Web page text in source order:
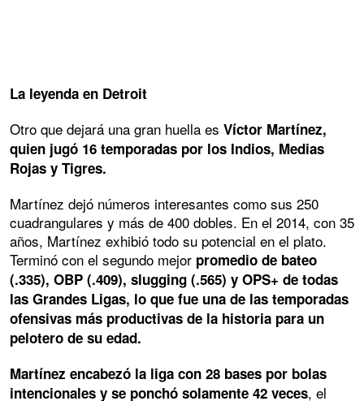
La leyenda en Detroit
Otro que dejará una gran huella es Víctor Martínez,
quien jugó 16 temporadas por los Indios, Medias
Rojas y Tigres.
Martínez dejó números interesantes como sus 250
cuadrangulares y más de 400 dobles. En el 2014, con 35
años, Martínez exhibió todo su potencial en el plato.
Terminó con el segundo mejor promedio de bateo
(.335), OBP (.409), slugging (.565) y OPS+ de todas
las Grandes Ligas, lo que fue una de las temporadas
ofensivas más productivas de la historia para un
pelotero de su edad.
Martínez encabezó la liga con 28 bases por bolas
intencionales y se ponchó solamente 42 veces, el